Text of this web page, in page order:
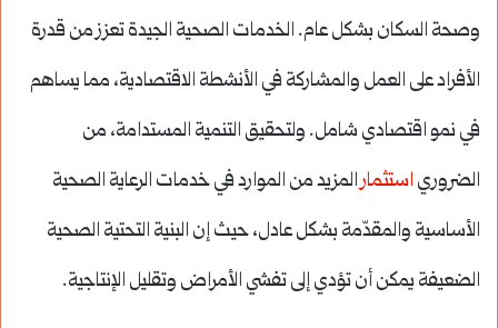
وصحة السكان بشكل عام. الخدمات الصحية الجيدة تعزز من قدرة
الأفراد على العمل والمشاركة في الأنشطة الاقتصادية، مما يساهم
في نمو اقتصادي شامل. ولتحقيق التنمية المستدامة، من
الضروري استثمارالمزيد من الموارد في خدمات الرعاية الصحية
الأساسية والمقدّمة بشكل عادل، حيث إن البنية التحتية الصحية
الضعيفة يمكن أن تؤدي إلى تفشي الأمراض وتقليل الإنتاجية.